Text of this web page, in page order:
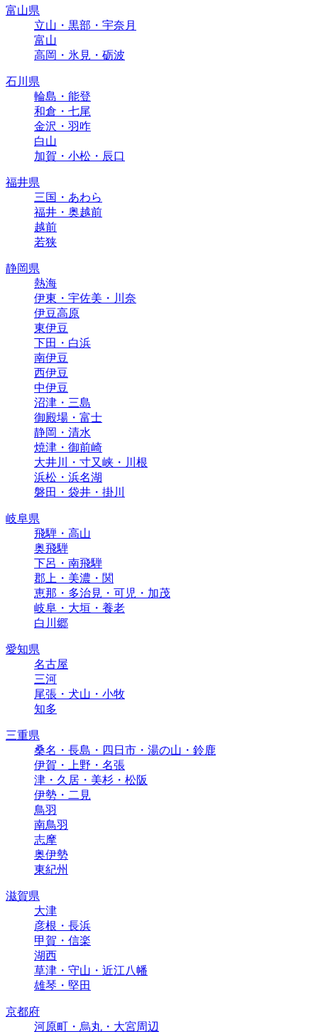
富山県
立山・黒部・宇奈月
富山
高岡・氷見・砺波
石川県
輪島・能登
和倉・七尾
金沢・羽咋
白山
加賀・小松・辰口
福井県
三国・あわら
福井・奥越前
越前
若狭
静岡県
熱海
伊東・宇佐美・川奈
伊豆高原
東伊豆
下田・白浜
南伊豆
西伊豆
中伊豆
沼津・三島
御殿場・富士
静岡・清水
焼津・御前崎
大井川・寸又峡・川根
浜松・浜名湖
磐田・袋井・掛川
岐阜県
飛騨・高山
奥飛騨
下呂・南飛騨
郡上・美濃・関
恵那・多治見・可児・加茂
岐阜・大垣・養老
白川郷
愛知県
名古屋
三河
尾張・犬山・小牧
知多
三重県
桑名・長島・四日市・湯の山・鈴鹿
伊賀・上野・名張
津・久居・美杉・松阪
伊勢・二見
鳥羽
南鳥羽
志摩
奥伊勢
東紀州
滋賀県
大津
彦根・長浜
甲賀・信楽
湖西
草津・守山・近江八幡
雄琴・堅田
京都府
河原町・烏丸・大宮周辺